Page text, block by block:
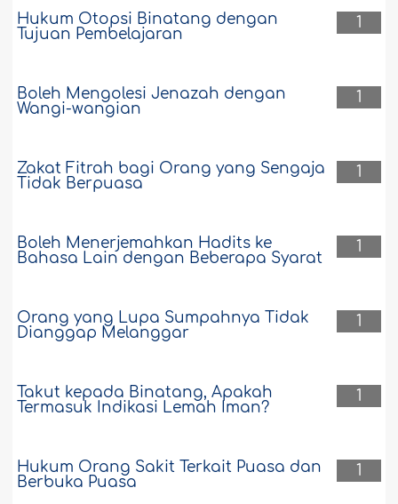
1
Hukum Otopsi Binatang dengan
Tujuan Pembelajaran
1
Boleh Mengolesi Jenazah dengan
Wangi-wangian
1
Zakat Fitrah bagi Orang yang Sengaja
Tidak Berpuasa
1
Boleh Menerjemahkan Hadits ke
Bahasa Lain dengan Beberapa Syarat
1
Orang yang Lupa Sumpahnya Tidak
Dianggap Melanggar
1
Takut kepada Binatang, Apakah
Termasuk Indikasi Lemah Iman?
1
Hukum Orang Sakit Terkait Puasa dan
Berbuka Puasa